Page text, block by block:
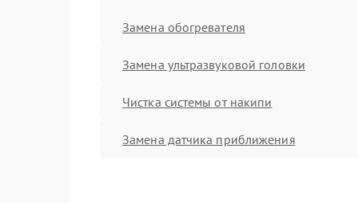
Замена обогревателя
Замена ультразвуковой головки
Чистка системы от накипи
Замена датчика приближения